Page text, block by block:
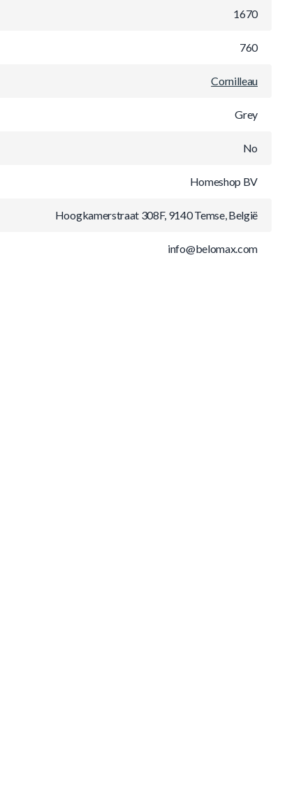
1670
760
Cornilleau
Grey
No
Homeshop BV
Hoogkamerstraat 308F, 9140 Temse, België
info@belomax.com